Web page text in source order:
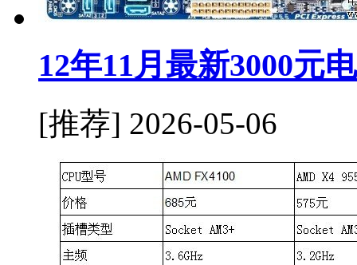
12年11月最新3000元
[推荐] 2026-05-06